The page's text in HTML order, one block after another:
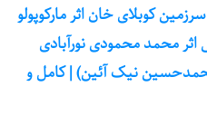
کوبلای خان اثر مارکوپولو
اثر محمد محمودی نورآبادی
نیک آئین) | کامل و